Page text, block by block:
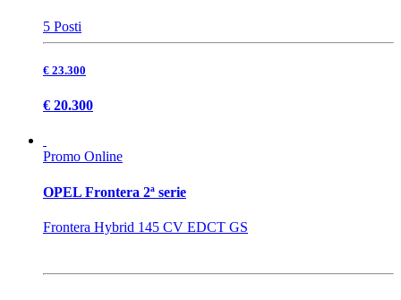
5 Posti
€ 23.300
€ 20.300
Promo Online
OPEL Frontera 2ª serie
Frontera Hybrid 145 CV EDCT GS